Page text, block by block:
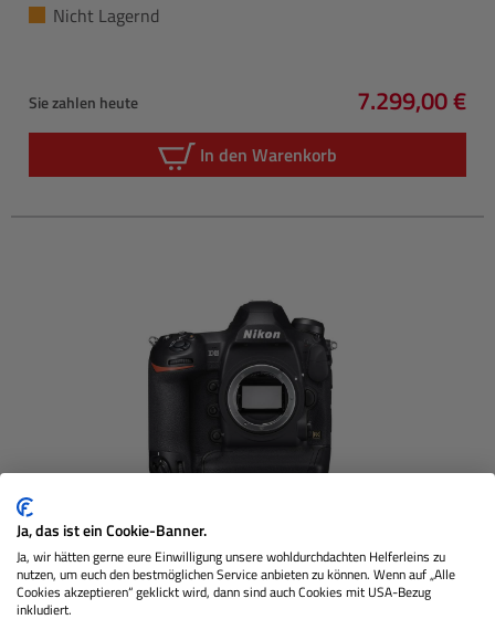
Nicht Lagernd
Sie zahlen heute
Regulärer
7.299,00 €
In den Warenkorb
NIKOND6 Gehäuse
Ja, das ist ein Cookie-Banner.
Ja, wir hätten gerne eure Einwilligung unsere wohldurchdachten Helferleins zu
nutzen, um euch den bestmöglichen Service anbieten zu können. Wenn auf „Alle
Cookies akzeptieren“ geklickt wird, dann sind auch Cookies mit USA-Bezug
inkludiert.